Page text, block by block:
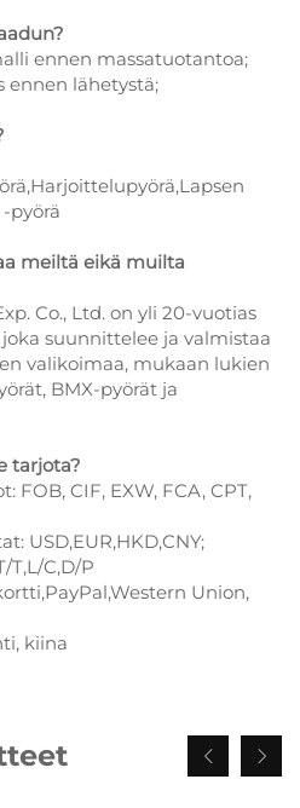
ennen massatuotantoa;
ennen lähetystä;
pyörä
meiltä eikä muilta
Co., Ltd. on yli 20-vuotias
suunnittelee ja valmistaa
valikoimaa, mukaan lukien
BMX-pyörät ja
tarjota?
CIF, EXW, FCA, CPT,
USD,EUR,HKD,CNY;
T,L/C,D/P
Union,
kiina